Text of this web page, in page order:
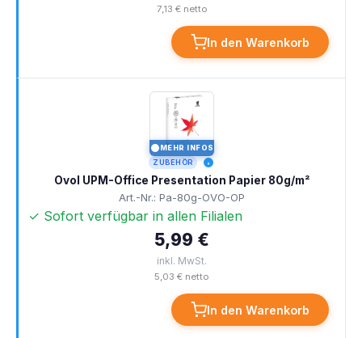
7,13 € netto
In den Warenkorb
MEHR INFOS
ZUBEHÖR
Ovol UPM-Office Presentation Papier 80g/m²
Art.-Nr.: Pa-80g-OVO-OP
✓ Sofort verfügbar in allen Filialen
5,99 €
inkl. MwSt.
5,03 € netto
In den Warenkorb